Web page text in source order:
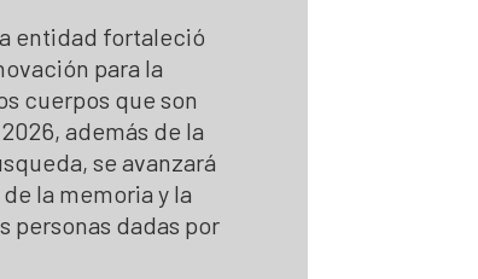
entidad fortaleció
para la
cuerpos que son
además de la
se avanzará
la memoria y la
personas dadas por